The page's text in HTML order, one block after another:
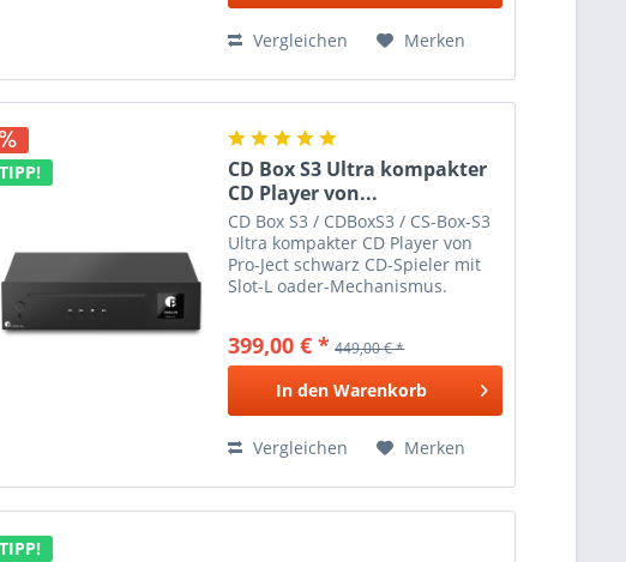
Vergleichen Merken
TIPP!
CD Box S3 Ultra kompakter
CD Player von...
CD Box S3 / CDBoxS3 / CS-Box-S3
Ultra kompakter CD Player von
Pro-Ject schwarz CD-Spieler mit
Slot-L oader-Mechanismus.
Laufwerk (kein
Multifunktionslaufwerk ).
Koaxialer (S/PDIF)...
399,00 € * 449,00 € *
In den Warenkorb
Vergleichen Merken
TIPP!